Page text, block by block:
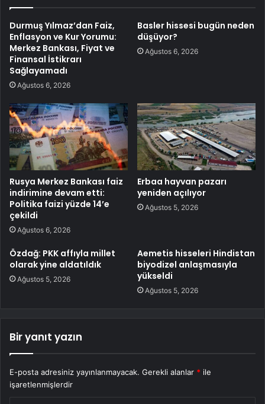
Durmuş Yılmaz’dan Faiz,
Enflasyon ve Kur Yorumu:
Merkez Bankası, Fiyat ve
Finansal İstikrarı
Sağlayamadı
Ağustos 6, 2026
Basler hissesi bugün neden
düşüyor?
Ağustos 6, 2026
Rusya Merkez Bankası faiz
indirimine devam etti:
Politika faizi yüzde 14’e
çekildi
Ağustos 6, 2026
Erbaa hayvan pazarı
yeniden açılıyor
Ağustos 5, 2026
Özdağ: PKK affıyla millet
olarak yine aldatıldık
Ağustos 5, 2026
Aemetis hisseleri Hindistan
biyodizel anlaşmasıyla
yükseldi
Ağustos 5, 2026
Bir yanıt yazın
E-posta adresiniz yayınlanmayacak. Gerekli alanlar * ile
işaretlenmişlerdir